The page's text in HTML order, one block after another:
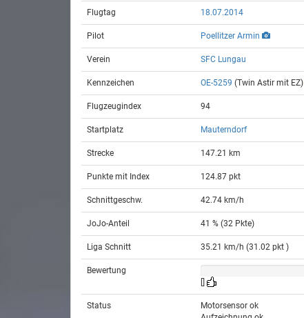
Flugtag 18.07.2014
Pilot Poellitzer Armin
Verein SFC Lungau
Kennzeichen OE-5259 (Twin Astir mit EZ)
Flugzeugindex 94
Startplatz Mauterndorf
Strecke 147.21 km
Punkte mit Index 124.87 pkt
Schnittgeschw. 42.74 km/h
JoJo-Anteil 41 % (32 Pkte)
Liga Schnitt 35.21 km/h (31.02 pkt )
Bewertung
[]
Status
Motorsensor ok